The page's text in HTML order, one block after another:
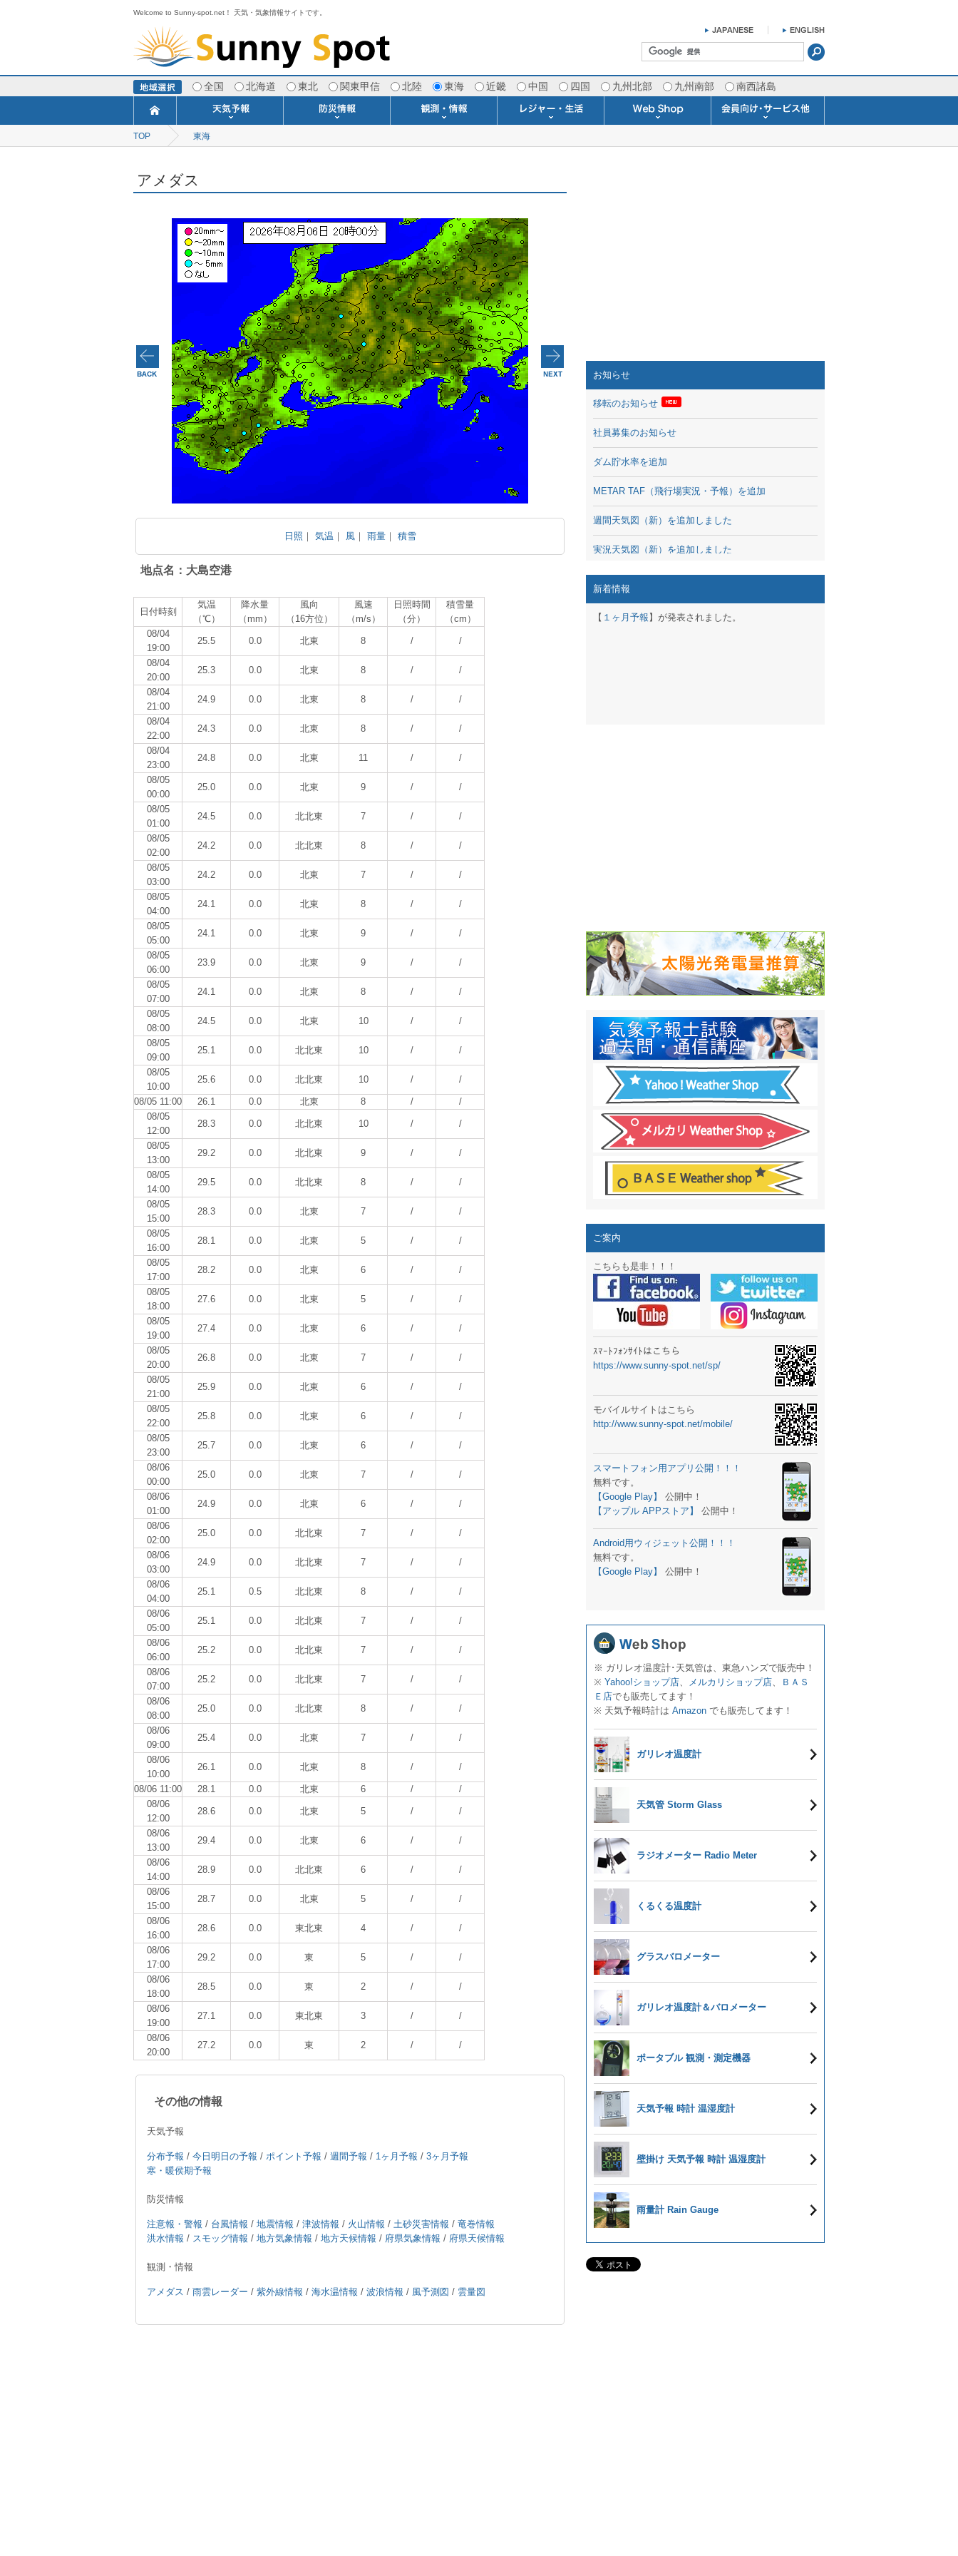
Welcome to Sunny-spot.net！ 天気・気象情報サイトです。
全国 北海道 東北 関東甲信 北陸 東海 近畿 中国 四国 九州北部 九州南部 南西諸島
今日明日の天気
ポイント予報
週間天気予報
寒・暖候期予報
TOP 東海
アメダス
日照 ｜ 気温 ｜ 風｜ 雨量｜ 積雪
地点名：大島空港
日付時刻
気温
（℃）
降水量
（mm）
風向
（16方位）
風速
（m/s）
日照時間
（分）
積雪量
（cm）
08/04
19:00
25.5 0.0 北東 8 / /
08/04
20:00
25.3 0.0 北東 8 / /
08/04
21:00
24.9 0.0 北東 8 / /
08/04
22:00
24.3 0.0 北東 8 / /
08/04
23:00
24.8 0.0 北東 11 / /
08/05
00:00
25.0 0.0 北東 9 / /
08/05
01:00
24.5 0.0 北北東 7 / /
08/05
02:00
24.2 0.0 北北東 8 / /
08/05
03:00
24.2 0.0 北東 7 / /
08/05
04:00
24.1 0.0 北東 8 / /
08/05
05:00
24.1 0.0 北東 9 / /
08/05
06:00
23.9 0.0 北東 9 / /
08/05
07:00
24.1 0.0 北東 8 / /
08/05
08:00
24.5 0.0 北東 10 / /
08/05
09:00
25.1 0.0 北北東 10 / /
08/05
10:00
25.6 0.0 北北東 10 / /
08/05 11:00 26.1 0.0 北東 8 /
/
08/05
12:00
28.3 0.0 北北東 10 / /
08/05
13:00
29.2 0.0 北北東 9 / /
08/05
14:00
29.5 0.0 北北東 8 / /
08/05
15:00
28.3 0.0 北東 7 / /
08/05
16:00
28.1 0.0 北東 5 / /
08/05
17:00
28.2 0.0 北東 6 / /
08/05
18:00
27.6 0.0 北東 5 / /
08/05
19:00
27.4 0.0 北東 6 / /
08/05
20:00
26.8 0.0 北東 7 / /
08/05
21:00
25.9 0.0 北東 6 / /
08/05
22:00
25.8 0.0 北東 6 / /
08/05
23:00
25.7 0.0 北東 6 / /
08/06
00:00
25.0 0.0 北東 7 / /
08/06
01:00
24.9 0.0 北東 6 / /
08/06
02:00
25.0 0.0 北北東 7 / /
08/06
03:00
24.9 0.0 北北東 7 / /
08/06
04:00
25.1 0.5 北北東 8 / /
08/06
05:00
25.1 0.0 北北東 7 / /
08/06
06:00
25.2 0.0 北北東 7 / /
08/06
07:00
25.2 0.0 北北東 7 / /
08/06
08:00
25.0 0.0 北北東 8 / /
08/06
09:00
25.4 0.0 北東 7 / /
08/06
10:00
26.1 0.0 北東 8 / /
08/06 11:00 28.1 0.0 北東 6 /
/
08/06
12:00
28.6 0.0 北東 5 / /
08/06
13:00
29.4 0.0 北東 6 / /
08/06
14:00
28.9 0.0 北北東 6 / /
08/06
15:00
28.7 0.0 北東 5 / /
08/06
16:00
28.6 0.0 東北東 4 / /
08/06
17:00
29.2 0.0 東 5 / /
08/06
18:00
28.5 0.0 東 2 / /
08/06
19:00
27.1 0.0 東北東 3 / /
08/06
20:00
27.2 0.0 東 2 / /
その他の情報
天気予報
分布予報 / 今日明日の予報 / ポイント予報 / 週間予報 / 1ヶ月予報 / 3ヶ月予報
寒・暖侯期予報
防災情報
注意報・警報 / 台風情報 / 地震情報 / 津波情報 / 火山情報 / 土砂災害情報 / 竜巻情報
洪水情報 / スモッグ情報 / 地方気象情報 / 地方天候情報 / 府県気象情報 / 府県天候情報
観測・情報
アメダス / 雨雲レーダー / 紫外線情報 / 海水温情報 / 波浪情報 / 風予測図 / 雲量図
お知らせ
移転のお知らせ
社員募集のお知らせ
ダム貯水率を追加
METAR TAF（飛行場実況・予報）を追加
週間天気図（新）を追加しました
実況天気図（新）を追加しました
ｽﾏｰﾄﾌｫﾝ用のサイト作成！
結露 10日間予報オプション追加！
ガリレオ温度計&天気管新色登場！
HPリニューアル第２弾：本サイト Update!
HPリニューアル第１弾：英語ページOPEN
週間天気図&週間波浪図を10日に延長しました
太陽光発電量の推算はじめました
気象情報通知サービス「お天気見張り番」開始
週間波浪図追加しました。
予報士通信講座に解析ツール追加！！
専門天気図アーカイブ開始！！
スマートフォン アプリ バージョンアップ
ラジオメーターニュータイプ新登場！
スマートフォン ウィジェット公開
気象予報士スクールの御案内
弊社事務所を移転しました。
生物平年値 更新
予報士学習サイト OPEN！
専門天気図 追加
ラジオメーター輸入販売開始！
スマートフォン アプリ バージョンアップ
お天気パーツ 追加
新着情報
【 １ヶ月予報 】が発表されました。
ご案内
こちらも是非！！！
ｽﾏｰﾄﾌｫﾝｻｲﾄはこちら
https://www.sunny-spot.net/sp/
モバイルサイトはこちら
http://www.sunny-spot.net/mobile/
スマートフォン用アプリ公開！！！
無料です。
【Google Play】
公開中！
【アップル APPストア】
公開中！
Android用ウィジェット公開！！！
無料です。
【Google Play】
公開中！
※ ガリレオ温度計･天気管は、東急ハンズで販売中！
※ Yahoo!ショップ店、 メルカリショップ店、
ＢＡＳ
Ｅ店でも販売してます！
※ 天気予報時計は Amazon でも販売してます！
ガリレオ温度計
天気管 Storm Glass
ラジオメーター Radio Meter
くるくる温度計
グラスバロメーター
ガリレオ温度計＆バロメーター
ポータブル 観測・測定機器
天気予報 時計 温湿度計
壁掛け 天気予報 時計 温湿度計
雨量計 Rain Gauge